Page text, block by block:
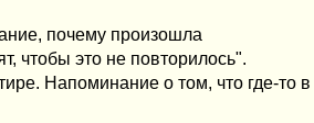
почему произошла
чтобы это не повторилось".
Напоминание о том, что где-то в